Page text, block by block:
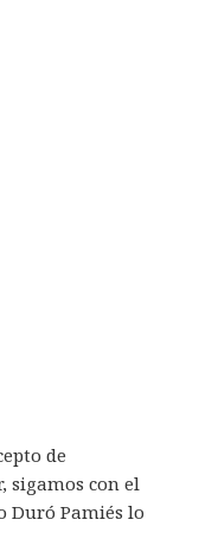
de
sigamos con el
Duró Pamiés lo